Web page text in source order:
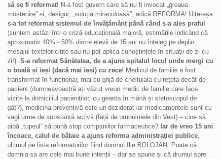
să se fi reformat! N-a fost guvern care să nu fi invocat „greaua
moștenire” și, desigur, „soluția miraculoasă”, adică REFORMA! Uite-așa
s-a tot reformat sistemul de învățământ până când s-a ales praful
(suntem astăzi într-o criză educațională majoră, estimările indicând că
aproximativ 40% - 50% dintre elevii de 15 ani nu înțeleg pe deplin
mesajul textelor citite sau nu pot aplica cunoștințele în situații de zi cu
zi!). S-a reformat Sănătatea, de a ajuns spitalul locul unde mergi cu
o boală și ieși (dacă mai ieși) cu zece! Medicul de familie a fost
transformat în funcționar, mai cu grijă de cheltuiala cu rețeta decât de
pacient (dumneavoastră ați văzut vreun medic de familie care face
vizite la domiciliul pacienților, cu geanta în mână și stetoscopul de
gât?), medicina preventivă este un deziderat iar medicamentele sunt cu
vagi urme de substanță activă (față de omonimele din Vest) – cine să
aibă „tupeul” să pună stop companiilor farmaceutice? Iar de vreo 15 ani
încoace, calul de bătaie a ajuns reforma administrației publice
ultimul pe lista reformatorilor fiind domnul Ilie BOLOJAN. Poate că
domnia-sa are cele mai bune intenții – dar se spune și că drumul spre